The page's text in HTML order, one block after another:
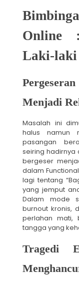
Online
Laki-laki
Menjadi
Masalah ini
halus namun
pasangan
seiring hadirnya
bergeser
dalam
lagi tentang
yang jemput
Dalam mode
burnout kronis,
perlahan mati,
tangga yang
Tragedi